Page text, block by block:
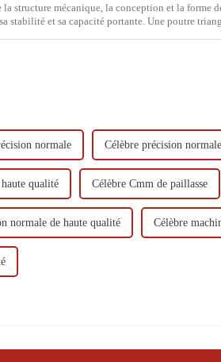
structure mécanique, la conception et la forme
stabilité et sa capacité portante. Une poutre
normale Célèbre précision
qualité Célèbre Cmm de paillasse
normale de haute qualité Célèbre